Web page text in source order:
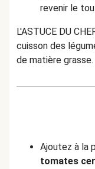
revenir le
L'ASTUCE DU
cuisson des
de matière grasse.
Ajoutez à la
tomates